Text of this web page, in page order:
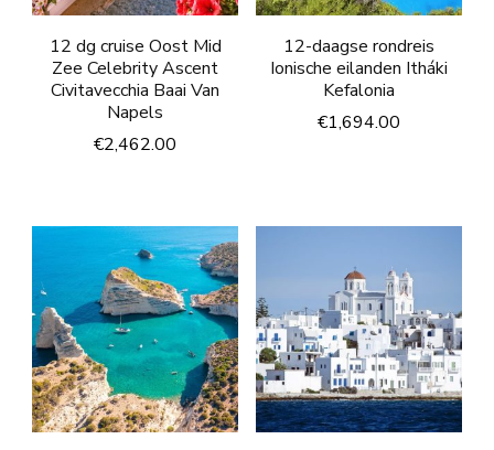
12 dg cruise Oost Mid
Zee Celebrity Ascent
Civitavecchia Baai Van
Napels
€2,462.00
12-daagse rondreis
Ionische eilanden Itháki
Kefalonia
€1,694.00